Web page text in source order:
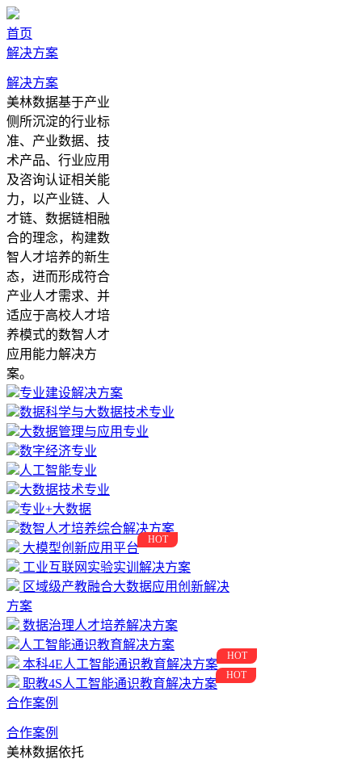
首页
解决方案
解决方案
美林数据基于产业
侧所沉淀的行业标
准、产业数据、技
术产品、行业应用
及咨询认证相关能
力，以产业链、人
才链、数据链相融
合的理念，构建数
智人才培养的新生
态，进而形成符合
产业人才需求、并
适应于高校人才培
养模式的数智人才
应用能力解决方
案。
专业建设解决方案
数据科学与大数据技术专业
大数据管理与应用专业
数字经济专业
人工智能专业
大数据技术专业
专业+大数据
数智人才培养综合解决方案
大模型创新应用平台
HOT
工业互联网实验实训解决方案
区域级产教融合大数据应用创新解决
方案
数据治理人才培养解决方案
人工智能通识教育解决方案
本科4E人工智能通识教育解决方案
HOT
职教4S人工智能通识教育解决方案
HOT
合作案例
合作案例
美林数据依托